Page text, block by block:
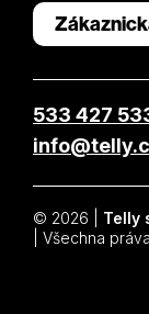
533 427
© 2026 | Telly
| Všechna